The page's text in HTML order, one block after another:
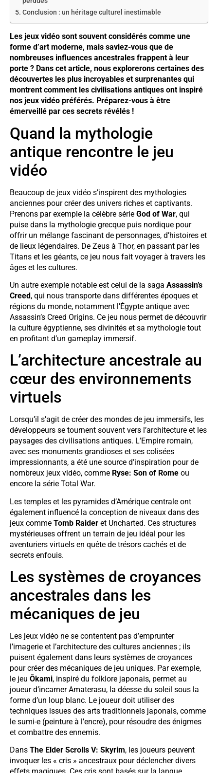
Conclusion : un héritage culturel inestimable
Les jeux vidéo sont souvent considérés comme une
forme d’art moderne, mais saviez-vous que de
nombreuses influences ancestrales frappent à leur
porte ? Dans cet article, nous explorerons certaines des
découvertes les plus incroyables et surprenantes qui
montrent comment les civilisations antiques ont inspiré
nos jeux vidéo préférés. Préparez-vous à être
émerveillé par ces secrets révélés !
Quand la mythologie
antique rencontre le jeu
vidéo
Beaucoup de jeux vidéo s’inspirent des mythologies
anciennes pour créer des univers riches et captivants.
Prenons par exemple la célèbre série God of War, qui
puise dans la mythologie grecque puis nordique pour
offrir un mélange fascinant de personnages, d’histoires et
de lieux légendaires. De Zeus à Thor, en passant par les
Titans et les géants, ce jeu nous fait voyager à travers les
âges et les cultures.
Un autre exemple notable est celui de la saga Assassin’s
Creed, qui nous transporte dans différentes époques et
régions du monde, notamment l’Égypte antique avec
Assassin’s Creed Origins. Ce jeu nous permet de découvrir
la culture égyptienne, ses divinités et sa mythologie tout
en profitant d’un gameplay immersif.
L’architecture ancestrale au
cœur des environnements
virtuels
Lorsqu’il s’agit de créer des mondes de jeu immersifs, les
développeurs se tournent souvent vers l’architecture et les
paysages des civilisations antiques. L’Empire romain,
avec ses monuments grandioses et ses colisées
impressionnants, a été une source d’inspiration pour de
nombreux jeux vidéo, comme Ryse: Son of Rome ou
encore la série Total War.
Les temples et les pyramides d’Amérique centrale ont
également influencé la conception de niveaux dans des
jeux comme Tomb Raider et Uncharted. Ces structures
mystérieuses offrent un terrain de jeu idéal pour les
aventuriers virtuels en quête de trésors cachés et de
secrets enfouis.
Les systèmes de croyances
ancestrales dans les
mécaniques de jeu
Les jeux vidéo ne se contentent pas d’emprunter
l’imagerie et l’architecture des cultures anciennes ; ils
puisent également dans leurs systèmes de croyances
pour créer des mécaniques de jeu uniques. Par exemple,
le jeu Ōkami, inspiré du folklore japonais, permet au
joueur d’incarner Amaterasu, la déesse du soleil sous la
forme d’un loup blanc. Le joueur doit utiliser des
techniques issues des arts traditionnels japonais, comme
le sumi-e (peinture à l’encre), pour résoudre des énigmes
et combattre des ennemis.
Dans The Elder Scrolls V: Skyrim, les joueurs peuvent
invoquer les « cris » ancestraux pour déclencher divers